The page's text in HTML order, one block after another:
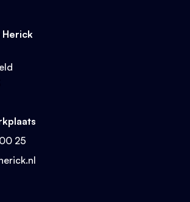
25
ons op de zaak
offerte